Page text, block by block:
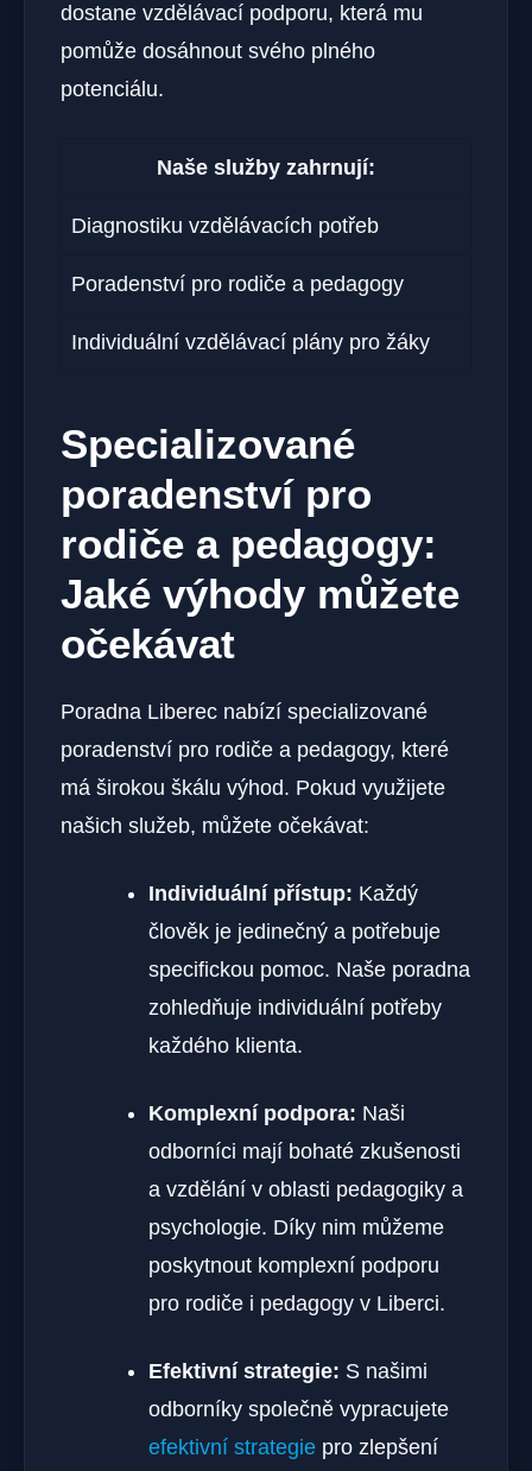
dostane vzdělávací podporu, která mu
pomůže dosáhnout svého plného
potenciálu.
Naše služby zahrnují:
Diagnostiku vzdělávacích potřeb
Poradenství pro rodiče a pedagogy
Individuální vzdělávací plány pro žáky
Specializované
poradenství pro
rodiče a pedagogy:
Jaké výhody můžete
očekávat
Poradna Liberec nabízí specializované
poradenství pro rodiče a pedagogy, které
má širokou škálu výhod. Pokud využijete
našich služeb, můžete očekávat:
Individuální přístup: Každý
člověk je jedinečný a potřebuje
specifickou pomoc. Naše poradna
zohledňuje individuální potřeby
každého klienta.
Komplexní podpora: Naši
odborníci mají bohaté zkušenosti
a vzdělání v oblasti pedagogiky a
psychologie. Díky nim můžeme
poskytnout komplexní podporu
pro rodiče i pedagogy v Liberci.
Efektivní strategie: S našimi
odborníky společně vypracujete
efektivní strategie pro zlepšení